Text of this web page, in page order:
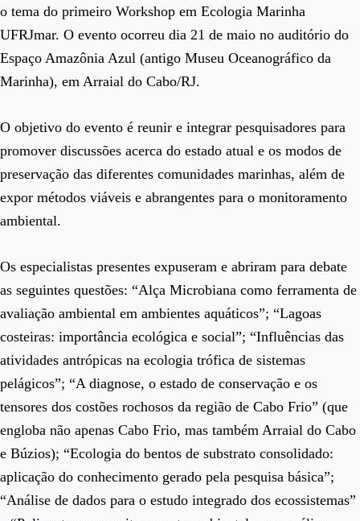
o tema do primeiro Workshop em Ecologia Marinha
UFRJmar. O evento ocorreu dia 21 de maio no auditório do
Espaço Amazônia Azul (antigo Museu Oceanográfico da
Marinha), em Arraial do Cabo/RJ.
O objetivo do evento é reunir e integrar pesquisadores para
promover discussões acerca do estado atual e os modos de
preservação das diferentes comunidades marinhas, além de
expor métodos viáveis e abrangentes para o monitoramento
ambiental.
Os especialistas presentes expuseram e abriram para debate
as seguintes questões: “Alça Microbiana como ferramenta de
avaliação ambiental em ambientes aquáticos”; “Lagoas
costeiras: importância ecológica e social”; “Influências das
atividades antrópicas na ecologia trófica de sistemas
pelágicos”; “A diagnose, o estado de conservação e os
tensores dos costões rochosos da região de Cabo Frio” (que
engloba não apenas Cabo Frio, mas também Arraial do Cabo
e Búzios); “Ecologia do bentos de substrato consolidado:
aplicação do conhecimento gerado pela pesquisa básica”;
“Análise de dados para o estudo integrado dos ecossistemas”